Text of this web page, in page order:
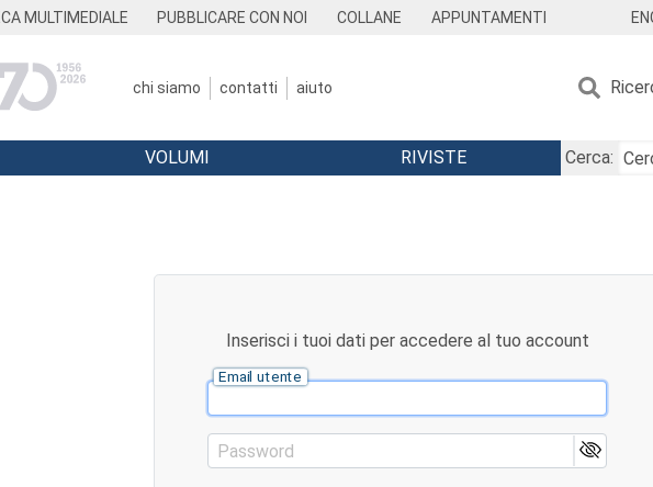
MULTIMEDIALE PUBBLICARE CON NOI COLLANE APPUNTAMENTI
chi siamo contatti aiuto
VOLUMI RIVISTE
Cerca:
Inserisci i tuoi dati per accedere al tuo account
Email utente
Password